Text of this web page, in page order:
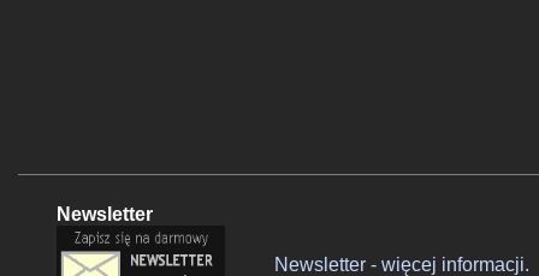
Newsletter
Newsletter - więcej informacji.